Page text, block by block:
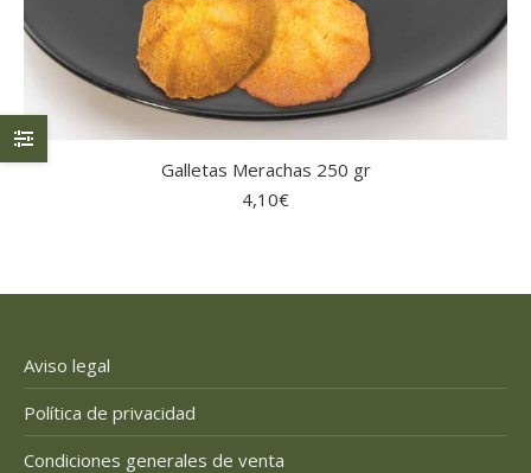
Galletas Merachas 250 gr
4,10€
Aviso legal
Política de privacidad
Condiciones generales de venta